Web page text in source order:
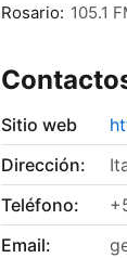
Rosario: 105.1
Sitio web
Dirección:
Teléfono:
Email: